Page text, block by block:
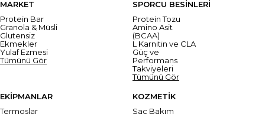
MARKET
Protein Bar
Granola & Müsli
Glutensiz
Ekmekler
Yulaf Ezmesi
Tümünü Gör
SPORCU BESİNLERİ
Protein Tozu
Amino Asit
(BCAA)
L Karnitin ve CLA
Güç ve
Performans
Takviyeleri
Tümünü Gör
EKİPMANLAR
Termoslar
KOZMETİK
Saç Bakım